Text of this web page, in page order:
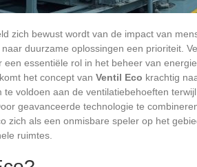
zich bewust wordt van de impact van
duurzame oplossingen een prioriteit.
essentiële rol in het beheer van
het concept van Ventil Eco krachtig
te voldoen aan de ventilatiebehoeften
geavanceerde technologie te
zich als een onmisbare speler op het
ruimtes.